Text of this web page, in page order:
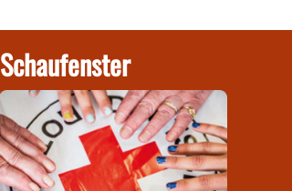
Schaufenster